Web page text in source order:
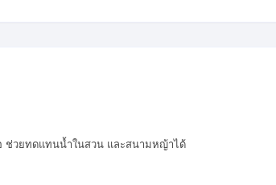
ช่วยทดแทนน้ำในสวน และสนามหญ้าได้